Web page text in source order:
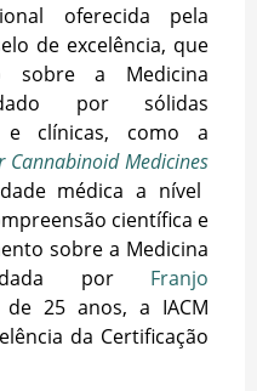
oferecida pela
de excelência, que
sobre a Medicina
por sólidas
e clínicas, como a
Medicines
médica a nível
científica e
sobre a Medicina
por Franjo
25 anos, a IACM
da Certificação